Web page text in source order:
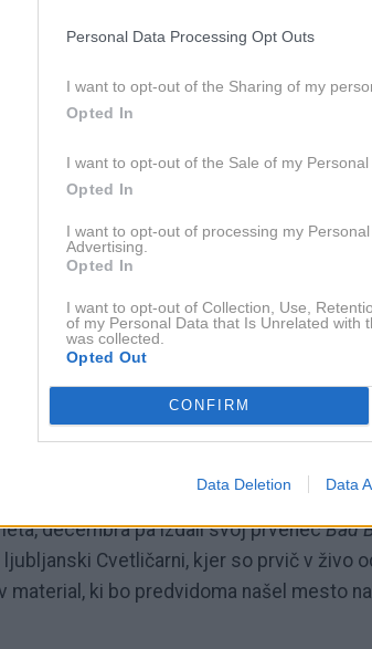
Personal Data Processing Opt Outs
I want to opt-out of the Sharing of my
Opted In
I want to opt-out of the Sale of my Personal
Opted In
I want to opt-out of processing my
Advertising.
Opted In
I want to opt-out of Collection, Use,
of my Personal Data that Is Unrelated with
was collected.
Opted Out
CONFIRM
Data Deletion Data
po energičnih koncertih in
drugačno, mirnejšo in bolj čustveno
večglasno petje, ki ga fantje obožujejo.
zelo uspešno obdobje. S skladbo Čira Čara
decembra pa izdali svoj prvenecBad
Cvetličarni, kjer so prvič v živo
material, ki bo predvidoma našel mesto